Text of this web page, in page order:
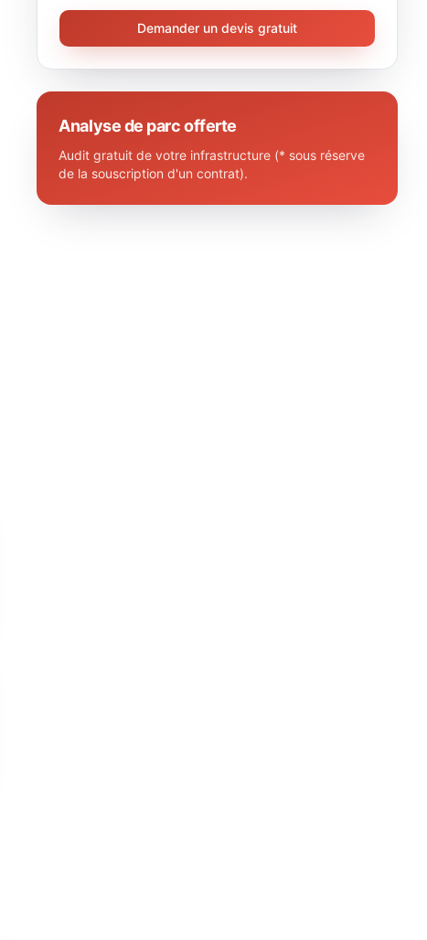
Demander un devis gratuit
Analyse de parc offerte
Audit gratuit de votre infrastructure (* sous réserve
de la souscription d'un contrat).